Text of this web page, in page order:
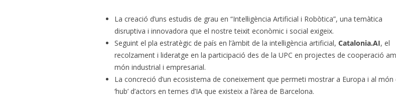
La creació d’uns estudis de grau en “Intel·ligència Artificial i Robòtica”, una temàtica
disruptiva i innovadora que el nostre teixit econòmic i social exigeix.
Seguint el pla estratègic de país en l’àmbit de la intel·ligència artificial, Catalonia.AI, el
recolzament i lideratge en la participació des de la UPC en projectes de cooperació
món industrial i empresarial.
La concreció d’un ecosistema de coneixement que permeti mostrar a Europa i al món
‘hub’ d’actors en temes d’IA que existeix a l’àrea de Barcelona.